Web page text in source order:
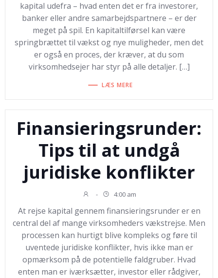
kapital udefra – hvad enten det er fra investorer,
banker eller andre samarbejdspartnere – er der
meget på spil. En kapitaltilførsel kan være
springbrættet til vækst og nye muligheder, men det
er også en proces, der kræver, at du som
virksomhedsejer har styr på alle detaljer. […]
LÆS MERE
Finansieringsrunder:
Tips til at undgå
juridiske konflikter
- 4:00 am
At rejse kapital gennem finansieringsrunder er en
central del af mange virksomheders vækstrejse. Men
processen kan hurtigt blive kompleks og føre til
uventede juridiske konflikter, hvis ikke man er
opmærksom på de potentielle faldgruber. Hvad
enten man er iværksætter, investor eller rådgiver,